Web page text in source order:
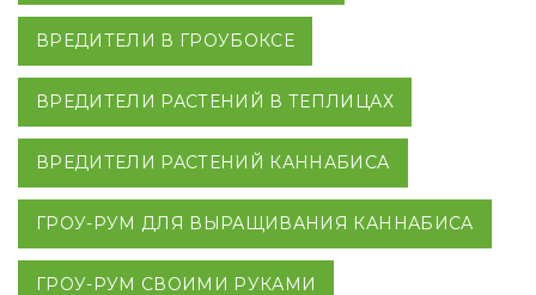
ВРЕДИТЕЛИ В ГРОУБОКСЕ
ВРЕДИТЕЛИ РАСТЕНИЙ В ТЕПЛИЦАХ
ВРЕДИТЕЛИ РАСТЕНИЙ КАННАБИСА
ГРОУ-РУМ ДЛЯ ВЫРАЩИВАНИЯ КАННАБИСА
ГРОУ-РУМ СВОИМИ РУКАМИ